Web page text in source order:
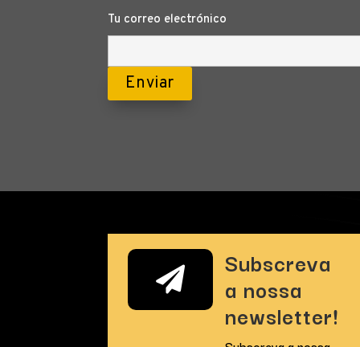
Tu correo electrónico

Subscreva
a nossa
newsletter!